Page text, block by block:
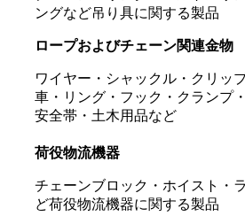
ングなど吊り具に関する製品
ロープおよびチェーン関連金物
ワイヤー・シャックル・クリッ
車・リング・フック・クランプ
安全帯・土木用品など
荷役物流機器
チェーンブロック・ホイスト・
ど荷役物流機器に関する製品